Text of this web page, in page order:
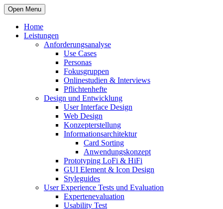
Open Menu
Home
Leistungen
Anforderungsanalyse
Use Cases
Personas
Fokusgruppen
Onlinestudien & Interviews
Pflichtenhefte
Design und Entwicklung
User Interface Design
Web Design
Konzepterstellung
Informationsarchitektur
Card Sorting
Anwendungskonzept
Prototyping LoFi & HiFi
GUI Element & Icon Design
Styleguides
User Experience Tests und Evaluation
Expertenevaluation
Usability Test